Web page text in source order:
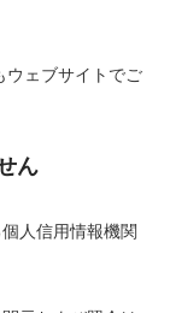
ウェブサイトでご
ん
人信用情報機関